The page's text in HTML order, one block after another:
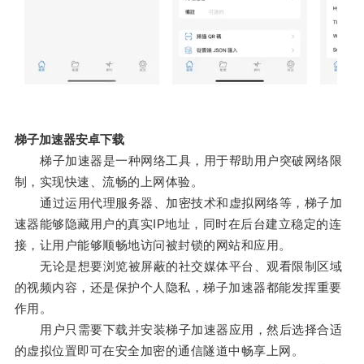
梯子加速器安卓下载
梯子加速器是一种网络工具，用于帮助用户突破网络限
制，实现快速、流畅的上网体验。
通过运用代理服务器、加密技术和虚拟网络等，梯子加
速器能够隐藏用户的真实IP地址，同时在后台建立稳定的连
接，让用户能够顺畅地访问被封锁的网站和应用。
无论是想要浏览被屏蔽的社交媒体平台、观看限制区域
的视频内容，还是保护个人隐私，梯子加速器都能发挥重要
作用。
用户只需要下载并安装梯子加速器应用，然后选择合适
的虚拟位置即可在安全加密的通信隧道中畅享上网。